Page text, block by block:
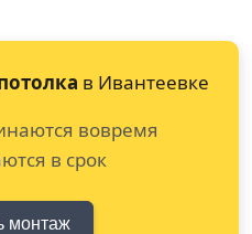
в Ивантеевке
вовремя
в срок
монтаж